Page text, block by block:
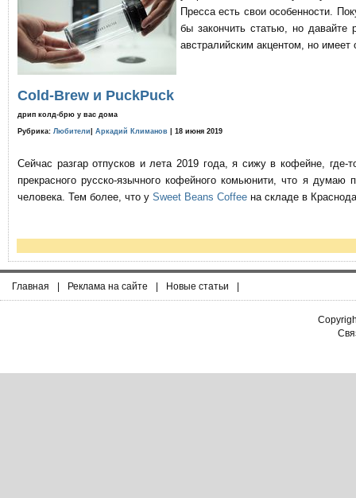
Пресса есть свои особенности.
бы закончить статью, но давайте
австралийским акцентом, но имеет
Cold-Brew и PuckPuck
дрип колд-брю у вас дома
Рубрика: Любители Аркадий Климанов | 18 июня 2019
Сейчас разгар отпусков и лета 2019 года, я сижу в кофейне,
прекрасного русско-язычного кофейного комьюнити, что я
человека. Тем более, что у Sweet Beans Coffee на складе в
Главная | Реклама на сайте | Новые статьи |